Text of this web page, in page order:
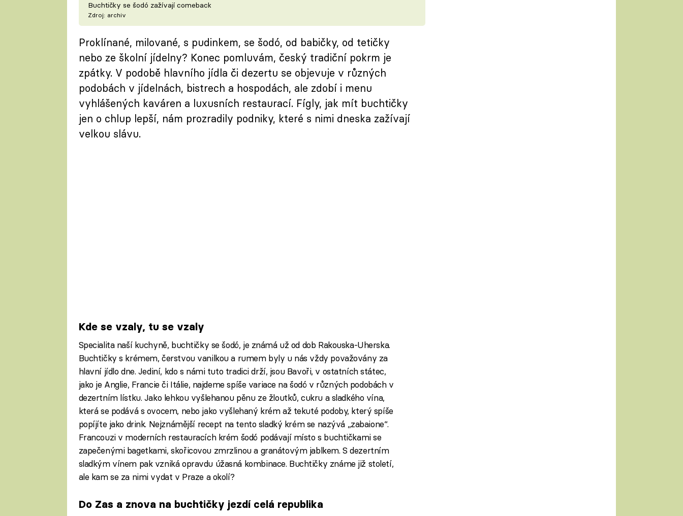
Buchtičky se šodó zažívají comeback
Zdroj: archiv
Proklínané, milované, s pudinkem, se šodó, od babičky, od tetičky
nebo ze školní jídelny? Konec pomluvám, český tradiční pokrm je
zpátky. V podobě hlavního jídla či dezertu se objevuje v různých
podobách v jídelnách, bistrech a hospodách, ale zdobí i menu
vyhlášených kaváren a luxusních restaurací. Fígly, jak mít buchtičky
jen o chlup lepší, nám prozradily podniky, které s nimi dneska zažívají
velkou slávu.
Kde se vzaly, tu se vzaly
Specialita naší kuchyně, buchtičky se šodó, je známá už od dob Rakouska-Uherska.
Buchtičky s krémem, čerstvou vanilkou a rumem byly u nás vždy považovány za
hlavní jídlo dne. Jediní, kdo s námi tuto tradici drží, jsou Bavoři, v ostatních státec,
jako je Anglie, Francie či Itálie, najdeme spíše variace na šodó v různých podobách v
dezertním lístku. Jako lehkou vyšlehanou pěnu ze žloutků, cukru a sladkého vína,
která se podává s ovocem, nebo jako vyšlehaný krém až tekuté podoby, který spíše
popíjíte jako drink. Nejznámější recept na tento sladký krém se nazývá „zabaione“.
Francouzi v moderních restauracích krém šodó podávají místo s buchtičkami se
zapečenými bagetkami, skořicovou zmrzlinou a granátovým jablkem. S dezertním
sladkým vínem pak vzniká opravdu úžasná kombinace. Buchtičky známe již století,
ale kam se za nimi vydat v Praze a okolí?
Do Zas a znova na buchtičky jezdí celá republika